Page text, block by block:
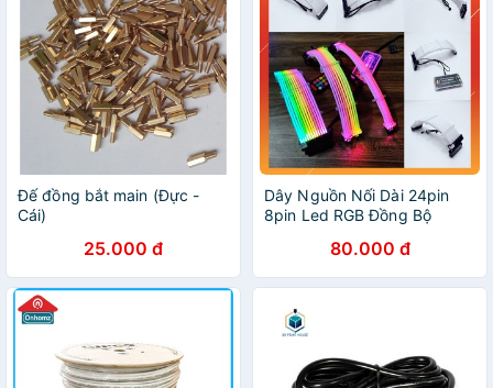
Đế đồng bắt main (Đực -
Cái)
25.000 đ
Dây Nguồn Nối Dài 24pin
8pin Led RGB Đồng Bộ
Coomoon RGB, hàng Ambino
80.000 đ